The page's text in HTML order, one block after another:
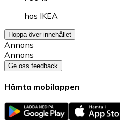
hos IKEA
Hoppa över innehållet
Annons
Annons
Ge oss feedback
Hämta mobilappen